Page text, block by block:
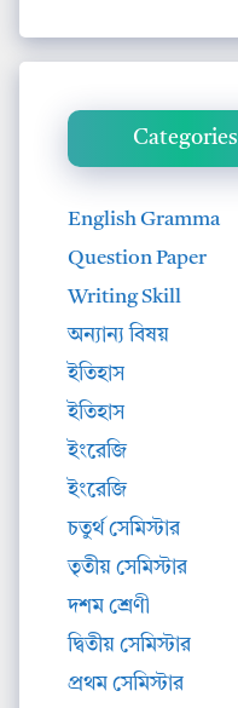
Categories
English Gramma
Question Paper
Writing Skill
অন্যান্য বিষয়
ইতিহাস
ইতিহাস
ইংরেজি
ইংরেজি
চতুর্থ সেমিস্টার
তৃতীয় সেমিস্টার
দশম শ্রেণী
দ্বিতীয় সেমিস্টার
প্রথম সেমিস্টার